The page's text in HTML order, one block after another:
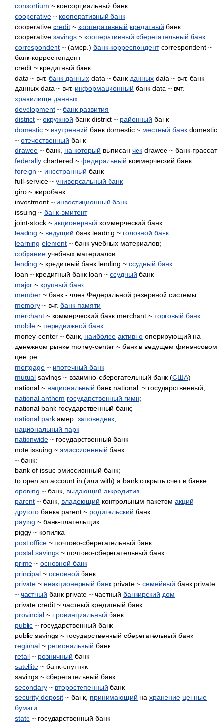
consortium ~ консорциальный банк
cooperative ~ кооперативный банк
cooperative credit ~ кооперативный кредитный банк
cooperative savings ~ кооперативный сберегательный банк
correspondent ~ (амер.) банк-корреспондентcorrespondent ~
банк-корреспондент
credit ~ кредитный банк
data ~ вчт. банк данных data ~ банк данных data ~ вчт. банк
данных data ~ вчт. информационный банк data ~ вчт.
хранилище данных
development ~ банк развития
district ~ окружной банк district ~ районный банк
domestic ~ внутренний банк domestic ~ местный банк domestic
~ отечественный банк
drawee ~ банк, на который выписан чек drawee ~ банк-трассат
federally chartered ~ федеральный коммерческий банк
foreign ~ иностранный банк
full-service ~ универсальный банк
giro ~ жиробанк
investment ~ инвестиционный банк
issuing ~ банк-эмитент
joint-stock ~ акционерный коммерческий банк
leading ~ ведущий банк leading ~ головной банк
learning element ~ банк учебных материалов;
собрание учебных материалов
lending ~ кредитный банк lending ~ ссудный банк
loan ~ кредитный банк loan ~ ссудный банк
major ~ крупный банк
member ~ банк - член Федеральной резервной системы
memory ~ вчт. банк памяти
merchant ~ коммерческий банк merchant ~ торговый банк
mobile ~ передвижной банк
money-center ~ банк, наиболее активно оперирующий на
денежном рынке money-center ~ банк в ведущем финансовом
центре
mortgage ~ ипотечный банк
mutual savings ~ взаимно-сберегательный банк (США)
national ~ национальный банк national: ~ государственный;
national anthem государственный гимн;
national bank государственный банк;
national park амер. заповедник;
национальный парк
nationwide ~ государственный банк
note issuing ~ эмиссионнный банк
~ банк;
bank of issue эмиссионный банк;
to open an account in (или with) a bank открыть счет в банке
opening ~ банк, выдающий аккредитив
parent ~ банк, владеющий контрольным пакетом акций
другого банка parent ~ родительский банк
paying ~ банк-плательщик
piggy ~ копилка
post office ~ почтово-сберегательный банк
postal savings ~ почтово-сберегательный банк
prime ~ основной банк
principal ~ основной банк
private ~ неакционерный банк private ~ семейный банк private
~ частный банк private ~ частный банкирский дом
private credit ~ частный кредитный банк
provincial ~ провинциальный банк
public ~ государственный банк
public savings ~ государственный сберегательный банк
regional ~ региональный банк
retail ~ розничный банк
satellite ~ банк-спутник
savings ~ сберегательный банк
secondary ~ второстепенный банк
security deposit ~ банк, принимающий на хранение ценные
бумаги
state ~ государственный банк